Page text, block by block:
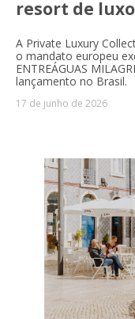
resort de
A Private Luxury
o mandato europeu
ENTREÁGUAS
lançamento no Brasil.
17 de junho de 2026